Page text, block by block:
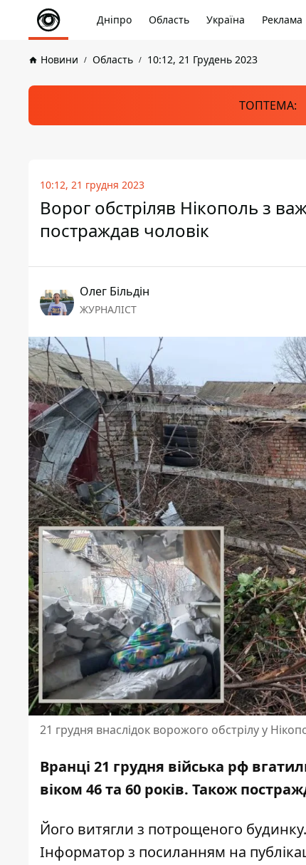
Дніпро Область Україна Реклама
Новини Область 10:12, 21 Грудень 2023
ТОПТЕМА:
10:12, 21 грудня 2023
Ворог обстріляв Нікополь з
постраждав чоловік
Олег Більдін
ЖУРНАЛІСТ
21 грудня внаслідок ворожого обстрілу у
Вранці 21 грудня війська рф
віком 46 та 60 років. Також
Його витягли з потрощеного
Інформатор з посиланням на